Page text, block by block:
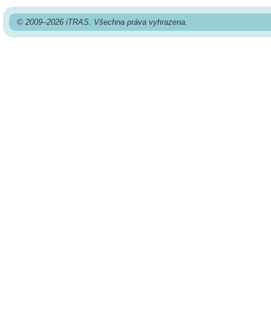
© 2009–2026 iTRAS. Všechna práva vyhrazena.